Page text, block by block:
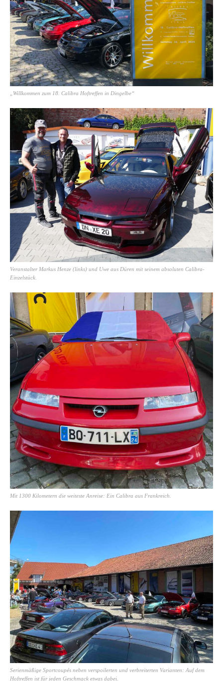
„Willkommen zum 18. Calibra Hoftreffen in Dingelbe“
Veranstalter Markus Henze (links) und Uwe aus Düren mit seinem absoluten Calibra-
Einzelstück.
Mit 1300 Kilometern die weiteste Anreise: Ein Calibra aus Frankreich.
Serienmäßige Sportcoupés neben verspoilerten und verbreiterten Varianten: Auf dem
Hoftreffen ist für jeden Geschmack etwas dabei.